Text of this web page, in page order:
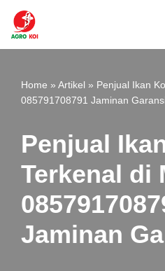
Lompat
Home » Artikel » Penjual Ikan
085791708791 Jaminan Garansi
Penjual
Terkenal di
Jaminan